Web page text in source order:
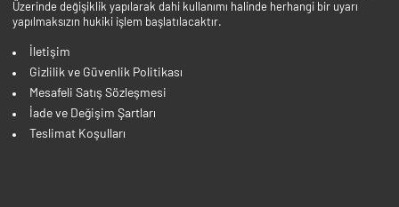
Üzerinde değişiklik yapılarak dahi kullanımı halinde herhangi bir uyarı
yapılmaksızın hukiki işlem başlatılacaktır.
İletişim
Gizlilik ve Güvenlik Politikası
Mesafeli Satış Sözleşmesi
İade ve Değişim Şartları
Teslimat Koşulları